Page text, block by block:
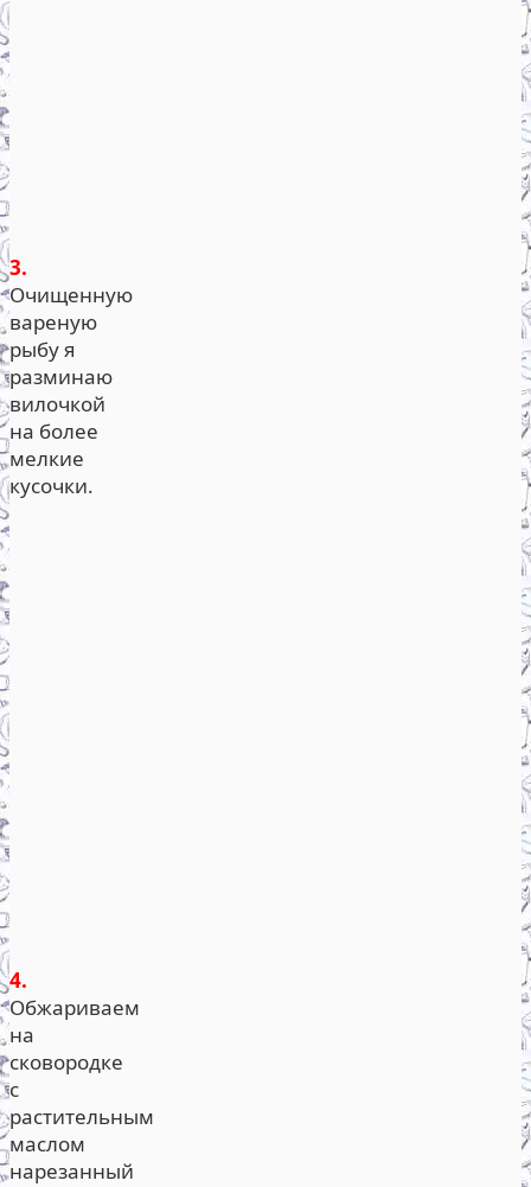
3.
Очищенную
вареную
рыбу я
разминаю
вилочкой
на более
мелкие
кусочки.
4.
Обжариваем
на
сковородке
с
растительным
маслом
нарезанный